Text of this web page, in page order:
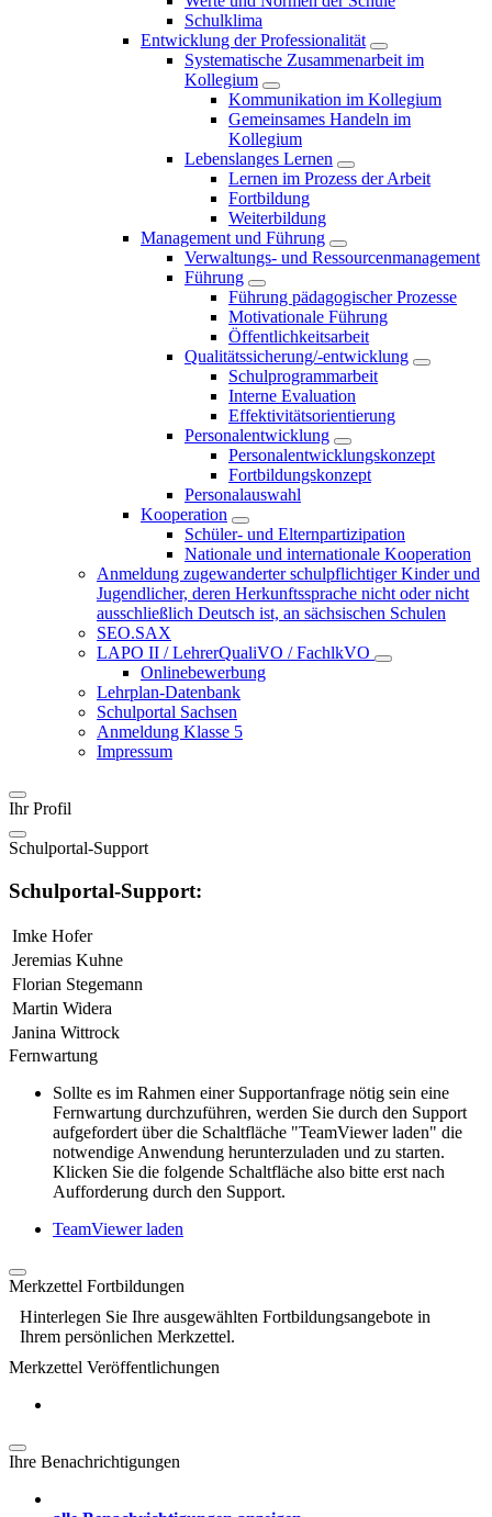
Schulklima
Entwicklung der Professionalität
Systematische Zusammenarbeit im
Kollegium
Kommunikation im Kollegium
Gemeinsames Handeln im
Kollegium
Lebenslanges Lernen
Lernen im Prozess der Arbeit
Fortbildung
Weiterbildung
Management und Führung
Verwaltungs- und Ressourcenmanagement
Führung
Führung pädagogischer Prozesse
Motivationale Führung
Öffentlichkeitsarbeit
Qualitätssicherung/-entwicklung
Schulprogrammarbeit
Interne Evaluation
Effektivitätsorientierung
Personalentwicklung
Personalentwicklungskonzept
Fortbildungskonzept
Personalauswahl
Kooperation
Schüler- und Elternpartizipation
Nationale und internationale Kooperation
Anmeldung zugewanderter schulpflichtiger Kinder und
Jugendlicher, deren Herkunftssprache nicht oder nicht
ausschließlich Deutsch ist, an sächsischen Schulen
SEO.SAX
LAPO II / LehrerQualiVO / FachlkVO
Onlinebewerbung
Lehrplan-Datenbank
Schulportal Sachsen
Anmeldung Klasse 5
Impressum
Ihr Profil
Schulportal-Support
Schulportal-Support:
Imke Hofer
Jeremias Kuhne
Florian Stegemann
Martin Widera
Janina Wittrock
Fernwartung
Sollte es im Rahmen einer Supportanfrage nötig sein eine
Fernwartung durchzuführen, werden Sie durch den Support
aufgefordert über die Schaltfläche "TeamViewer laden" die
notwendige Anwendung herunterzuladen und zu starten.
Klicken Sie die folgende Schaltfläche also bitte erst nach
Aufforderung durch den Support.
TeamViewer laden
Merkzettel Fortbildungen
Hinterlegen Sie Ihre ausgewählten Fortbildungsangebote in
Ihrem persönlichen Merkzettel.
Merkzettel Veröffentlichungen
Ihre Benachrichtigungen